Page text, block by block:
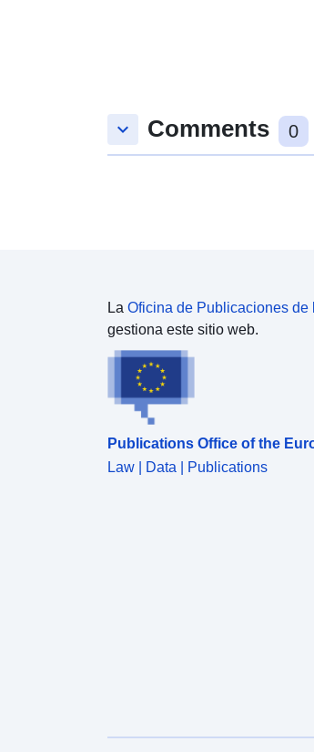
keyboard_arrow_down Comments 0
La Oficina de Publicaciones de
gestiona este sitio web.
Publications Office of the
Law | Data | Publications